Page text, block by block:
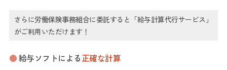
さらに労働保険事務組合に委託すると「給与計算代行サービス」
がご利用いただけます！
給与ソフトによる正確な計算